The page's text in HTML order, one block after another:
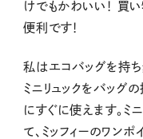
けでもかわいい！ 買い
便利です！
私はエコバッグを持
ミニリュックをバッグ
にすぐに使えます。ミ
て、ミッフィーのワン